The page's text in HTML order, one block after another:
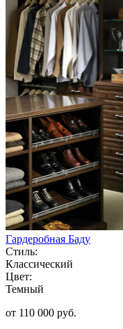
Гардеробная Баду
Стиль:
Классический
Цвет:
Темный
от 110 000 руб.